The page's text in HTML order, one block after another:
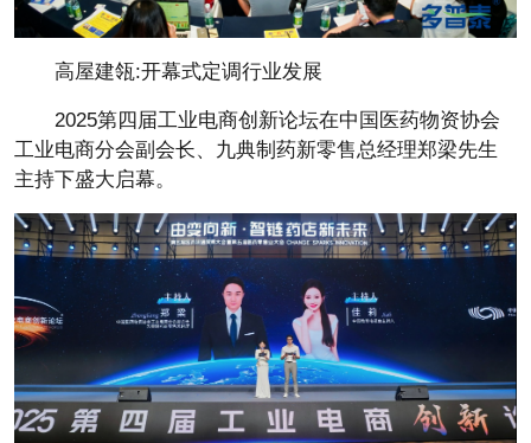
高屋建瓴:开幕式定调行业发展
2025第四届工业电商创新论坛在中国医药物资协会
工业电商分会副 会长、九典制药新零售总经理郑梁先生
主持下盛大启幕。